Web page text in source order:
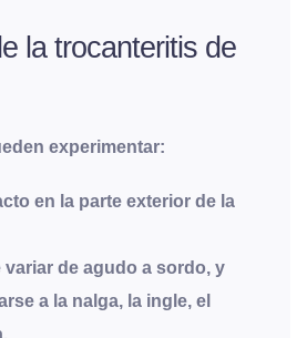
la trocanteritis de
experimentar:
en la parte exterior de la
variar de agudo a sordo, y
a la nalga, la ingle, el